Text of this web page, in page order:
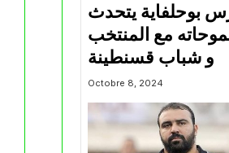
بوحلفاية يتحدث
مع المنتخب
و شباب قسنطينة
Octobre 8, 2024